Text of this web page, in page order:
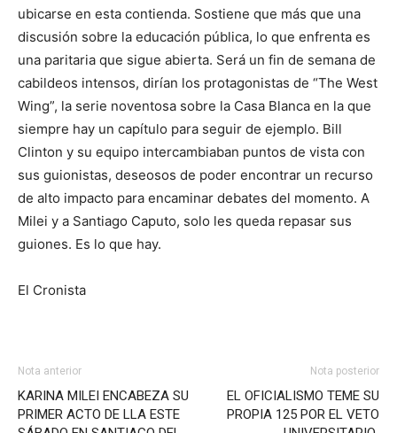
ubicarse en esta contienda. Sostiene que más que una
discusión sobre la educación pública, lo que enfrenta es
una paritaria que sigue abierta. Será un fin de semana de
cabildeos intensos, dirían los protagonistas de “The West
Wing”, la serie noventosa sobre la Casa Blanca en la que
siempre hay un capítulo para seguir de ejemplo. Bill
Clinton y su equipo intercambiaban puntos de vista con
sus guionistas, deseosos de poder encontrar un recurso
de alto impacto para encaminar debates del momento. A
Milei y a Santiago Caputo, solo les queda repasar sus
guiones. Es lo que hay.
El Cronista
Nota anterior
KARINA MILEI ENCABEZA SU
PRIMER ACTO DE LLA ESTE
Nota posterior
EL OFICIALISMO TEME SU
PROPIA 125 POR EL VETO